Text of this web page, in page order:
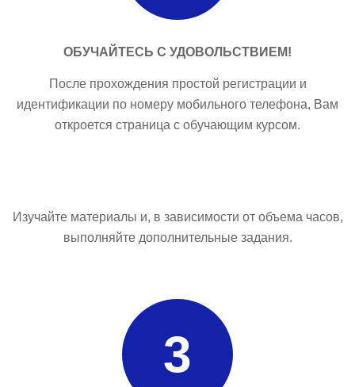
ОБУЧАЙТЕСЬ С УДОВОЛЬСТВИЕМ!
После прохождения простой регистрации и
идентификации по номеру мобильного телефона, Вам
откроется страница с обучающим курсом.
Изучайте материалы и, в зависимости от объема часов,
выполняйте дополнительные задания.
3